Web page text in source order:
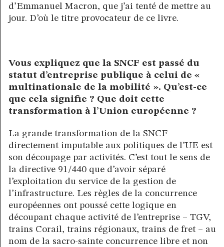
d’Emmanuel Macron, que j’ai tenté de mettre au
jour. D’où le titre provocateur de ce livre.
Vous expliquez que la SNCF est passé du
statut d’entreprise publique à celui de «
multinationale de la mobilité ». Qu’est-ce
que cela signifie ? Que doit cette
transformation à l’Union européenne ?
La grande transformation de la SNCF
directement imputable aux politiques de l’UE est
son découpage par activités. C’est tout le sens de
la directive 91/440 que d’avoir séparé
l’exploitation du service de la gestion de
l’infrastructure. Les règles de la concurrence
européennes ont poussé cette logique en
découpant chaque activité de l’entreprise – TGV,
trains Corail, trains régionaux, trains de fret – au
nom de la sacro-sainte concurrence libre et non